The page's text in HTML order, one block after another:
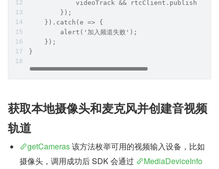
videoTrack &&
        });
    }).catch(e => {
        alert('加入频道失败');
    });
}
获取本地摄像头和麦克风并创建音视频
轨道
getCameras 该方法枚举可用的视频输入设备，比如
摄像头，调用成功后 SDK 会通过
MediaDeviceInfo